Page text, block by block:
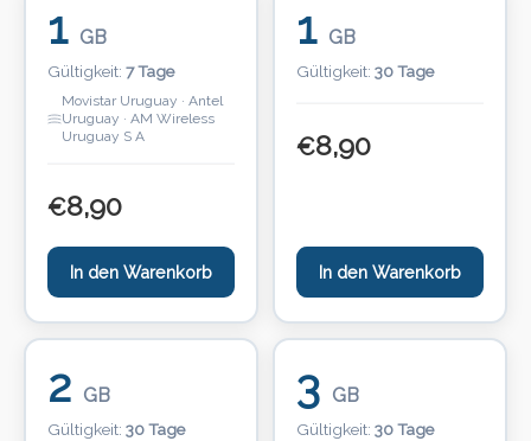
1 GB
Gültigkeit: 7 Tage
Movistar Uruguay · Antel
Uruguay · AM Wireless
Uruguay S A
€8,90
In den Warenkorb
1 GB
Gültigkeit: 30 Tage
€8,90
In den Warenkorb
2 GB
Gültigkeit: 30 Tage
3 GB
Gültigkeit: 30 Tage